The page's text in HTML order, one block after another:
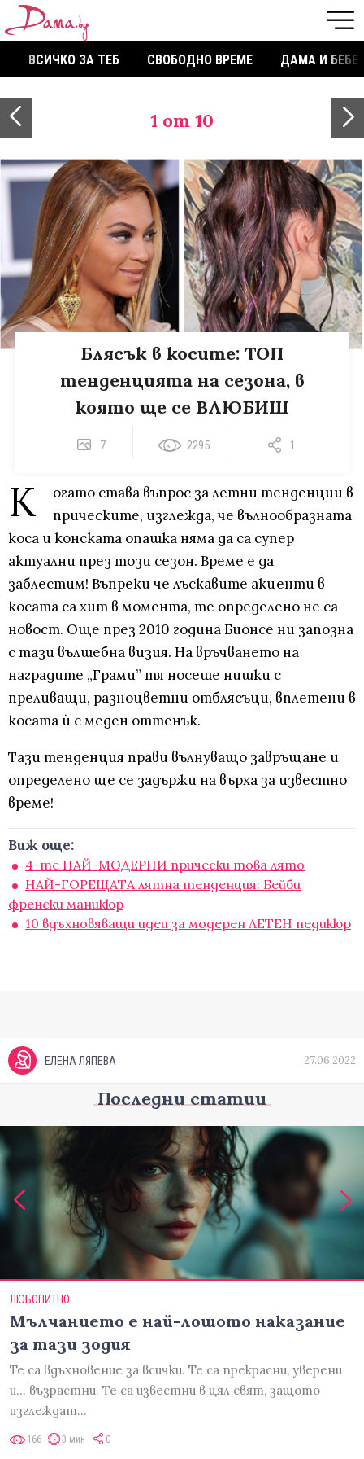
ВСИЧКО ЗА ТЕБ СВОБОДНО ВРЕМЕ ДАМА И БЕБЕ
1 от 10
Блясък в косите: ТОП
тенденцията на сезона, в
която ще се ВЛЮБИШ
7 2295 1
К
огато става въпрос за летни тенденции в
прическите, изглежда, че вълнообразната
коса и конската опашка няма да са супер
актуални през този сезон. Време е да
заблестим! Въпреки че лъскавите акценти в
косата са хит в момента, те определено не са
новост. Още през 2010 година Бионсе ни запозна
с тази вълшебна визия. На връчването на
наградите „Грами” тя носеше нишки с
преливащи, разноцветни отблясъци, вплетени в
косата ѝ с меден оттенък.
Тази тенденция прави вълнуващо завръщане и
определено ще се задържи на върха за известно
време!
Виж още:
4-те НАЙ-МОДЕРНИ прически това лято
НАЙ-ГОРЕЩАТА лятна тенденция: Бейби
френски маникюр
10 вдъхновяващи идеи за модерен ЛЕТЕН педикюр
ЕЛЕНА ЛЯПЕВА 27.06.2022
Последни статии
ЛЮБОПИТНО
Мълчанието е най-лошото наказание
за тази зодия
Те са вдъхновение за всички. Те са прекрасни, уверени
и... възрастни. Те са известни в цял свят, защото
изглеждат…
166 3 мин 0